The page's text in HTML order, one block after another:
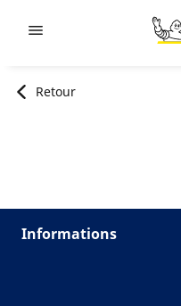
Retour
Informations